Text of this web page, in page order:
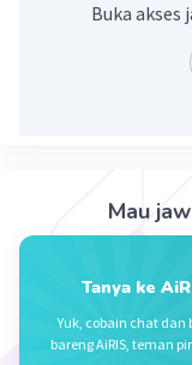
29 November
Beri Rating
Buka
Mau
Tanya ke
Yuk, cobain chat dan
bareng AiRIS, teman